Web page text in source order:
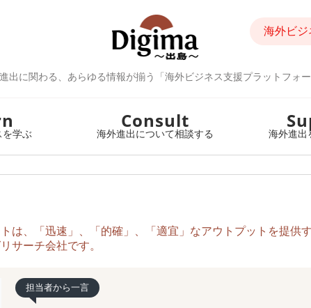
出に関わる、あらゆる情報が揃う「海外ビジネス支援プラットフォ
海外ビジ
を学ぶ
Consult
海外進出について相談する 海外進出
は、「迅速」、「的確」、「適宜」なアウトプットを提供
サーチ会社です。
担当者から一言